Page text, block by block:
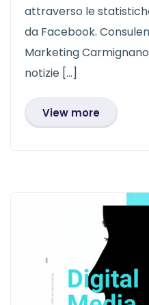
attraverso le
da Facebook.
Marketing
notizie […]
View more